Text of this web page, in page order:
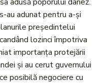
adusă poporului danez.
au adunat pentru a-și
președintelui
lozinci împotriva
importanța protejării
și au cerut guvernului
posibilă negociere cu